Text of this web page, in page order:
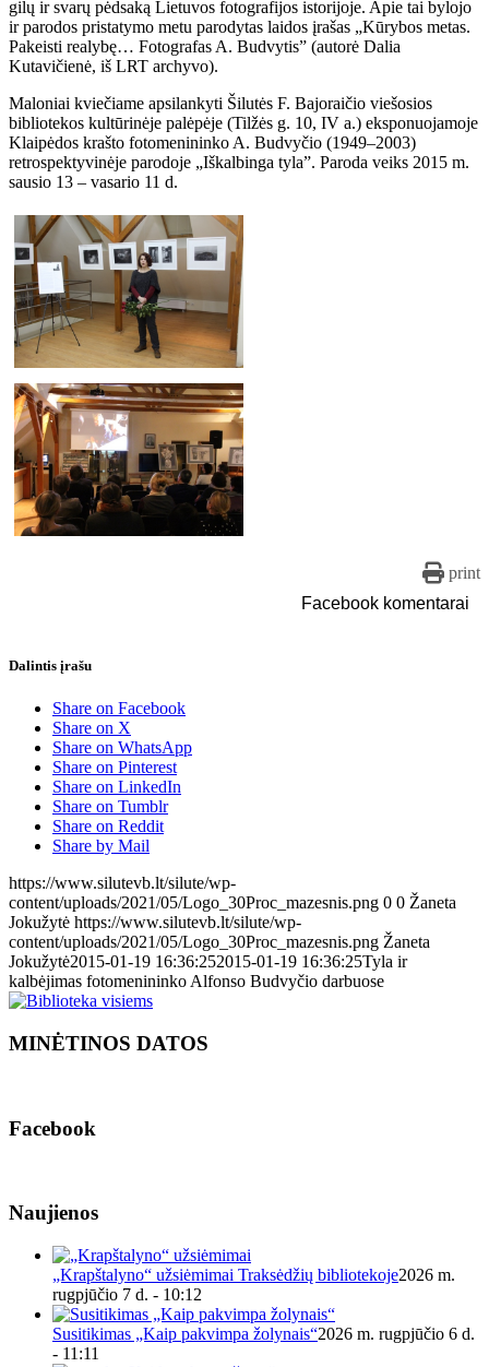
gilų ir svarų pėdsaką Lietuvos fotografijos istorijoje. Apie tai bylojo
ir parodos pristatymo metu parodytas laidos įrašas „Kūrybos metas.
Pakeisti realybę… Fotografas A. Budvytis” (autorė Dalia
Kutavičienė, iš LRT archyvo).
Maloniai kviečiame apsilankyti Šilutės F. Bajoraičio viešosios
bibliotekos kultūrinėje palėpėje (Tilžės g. 10, IV a.) eksponuojamoje
Klaipėdos krašto fotomenininko A. Budvyčio (1949–2003)
retrospektyvinėje parodoje „Iškalbinga tyla”. Paroda veiks 2015 m.
sausio 13 – vasario 11 d.
print
Facebook komentarai
Dalintis įrašu
Share on Facebook
Share on X
Share on WhatsApp
Share on Pinterest
Share on LinkedIn
Share on Tumblr
Share on Reddit
Share by Mail
https://www.silutevb.lt/silute/wp-
content/uploads/2021/05/Logo_30Proc_mazesnis.png 0 0 Žaneta
Jokužytė https://www.silutevb.lt/silute/wp-
content/uploads/2021/05/Logo_30Proc_mazesnis.png Žaneta
Jokužytė2015-01-19 16:36:252015-01-19 16:36:25Tyla ir
kalbėjimas fotomenininko Alfonso Budvyčio darbuose
MINĖTINOS DATOS
Facebook
Naujienos
„Krapštalyno“ užsiėmimai Traksėdžių bibliotekoje2026 m.
rugpjūčio 7 d. - 10:12
Susitikimas „Kaip pakvimpa žolynais“2026 m. rugpjūčio 6 d.
- 11:11